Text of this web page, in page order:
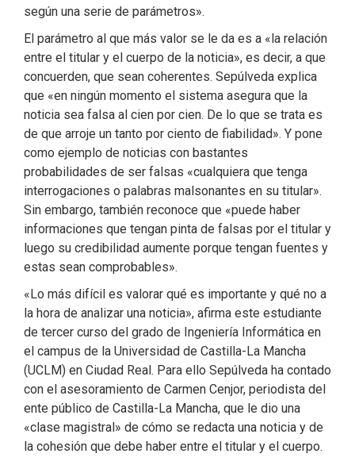
según una serie de parámetros».
El parámetro al que más valor se le da es a «la relación
entre el titular y el cuerpo de la noticia», es decir, a que
concuerden, que sean coherentes. Sepúlveda explica
que «en ningún momento el sistema asegura que la
noticia sea falsa al cien por cien. De lo que se trata es
de que arroje un tanto por ciento de fiabilidad». Y pone
como ejemplo de noticias con bastantes
probabilidades de ser falsas «cualquiera que tenga
interrogaciones o palabras malsonantes en su titular».
Sin embargo, también reconoce que «puede haber
informaciones que tengan pinta de falsas por el titular y
luego su credibilidad aumente porque tengan fuentes y
estas sean comprobables».
«Lo más difícil es valorar qué es importante y qué no a
la hora de analizar una noticia», afirma este estudiante
de tercer curso del grado de Ingeniería Informática en
el campus de la Universidad de Castilla-La Mancha
(UCLM) en Ciudad Real. Para ello Sepúlveda ha contado
con el asesoramiento de Carmen Cenjor, periodista del
ente público de Castilla-La Mancha, que le dio una
«clase magistral» de cómo se redacta una noticia y de
la cohesión que debe haber entre el titular y el cuerpo.